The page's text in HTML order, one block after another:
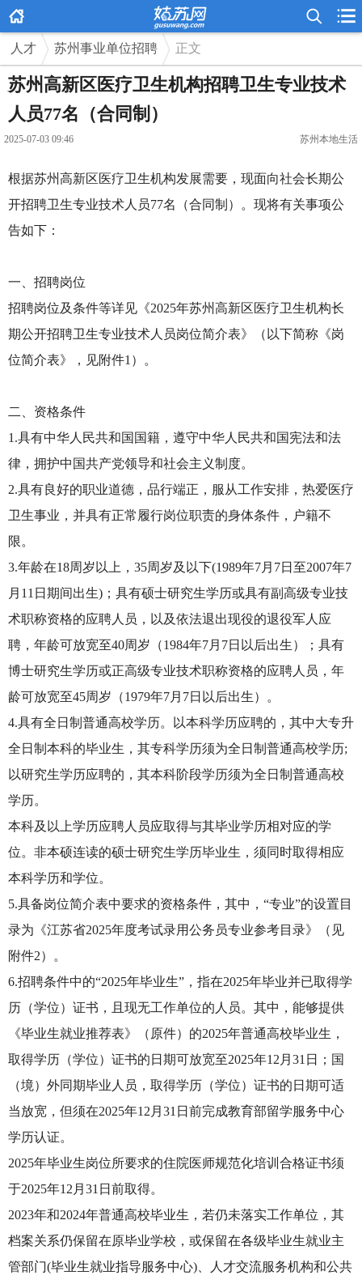
  
人才 苏州事业单位招聘 正文
苏州高新区医疗卫生机构招聘卫生专业技术
人员77名（合同制）
2025-07-03 09:46 苏州本地生活
根据苏州高新区医疗卫生机构发展需要，现面向社会长期公
开招聘卫生专业技术人员77名（合同制）。现将有关事项公
告如下：
一、招聘岗位
招聘岗位及条件等详见《2025年苏州高新区医疗卫生机构长
期公开招聘卫生专业技术人员岗位简介表》（以下简称《岗
位简介表》，见附件1）。
二、资格条件
1.具有中华人民共和国国籍，遵守中华人民共和国宪法和法
律，拥护中国共产党领导和社会主义制度。
2.具有良好的职业道德，品行端正，服从工作安排，热爱医疗
卫生事业，并具有正常履行岗位职责的身体条件，户籍不
限。
3.年龄在18周岁以上，35周岁及以下(1989年7月7日至2007年7
月11日期间出生)；具有硕士研究生学历或具有副高级专业技
术职称资格的应聘人员，以及依法退出现役的退役军人应
聘，年龄可放宽至40周岁（1984年7月7日以后出生）；具有
博士研究生学历或正高级专业技术职称资格的应聘人员，年
龄可放宽至45周岁（1979年7月7日以后出生）。
4.具有全日制普通高校学历。以本科学历应聘的，其中大专升
全日制本科的毕业生，其专科学历须为全日制普通高校学历;
以研究生学历应聘的，其本科阶段学历须为全日制普通高校
学历。
本科及以上学历应聘人员应取得与其毕业学历相对应的学
位。非本硕连读的硕士研究生学历毕业生，须同时取得相应
本科学历和学位。
5.具备岗位简介表中要求的资格条件，其中，“专业”的设置目
录为《江苏省2025年度考试录用公务员专业参考目录》（见
附件2）。
6.招聘条件中的“2025年毕业生”，指在2025年毕业并已取得学
历（学位）证书，且现无工作单位的人员。其中，能够提供
《毕业生就业推荐表》（原件）的2025年普通高校毕业生，
取得学历（学位）证书的日期可放宽至2025年12月31日；国
（境）外同期毕业人员，取得学历（学位）证书的日期可适
当放宽，但须在2025年12月31日前完成教育部留学服务中心
学历认证。
2025年毕业生岗位所要求的住院医师规范化培训合格证书须
于2025年12月31日前取得。
2023年和2024年普通高校毕业生，若仍未落实工作单位，其
档案关系仍保留在原毕业学校，或保留在各级毕业生就业主
管部门(毕业生就业指导服务中心)、人才交流服务机构和公共